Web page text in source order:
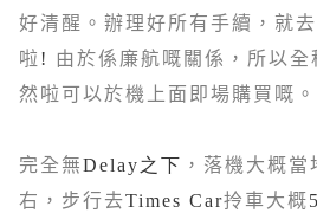
好清醒。辦理好所有手續，就
啦 ! 由於係廉航嘅關係，所以
然啦可以於機上面即場購買嘅。
完全無Delay之下 ，落機大概當
右，步行去Times Car拎車大概5